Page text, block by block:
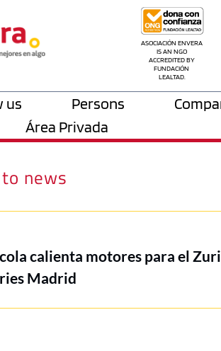
ASOCIACIÓN ENVERA
IS AN NGO
ACCREDITED BY
FUNDACIÓN
LEALTAD.
us Persons
Área Privada
news
calienta motores para el
Madrid